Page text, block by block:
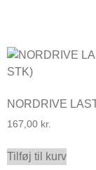
NORDRIVE
167,00 kr.
Tilføj til kurv